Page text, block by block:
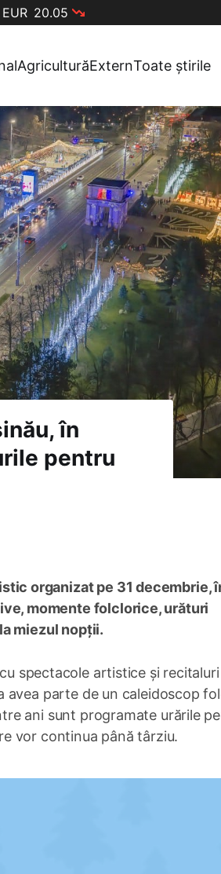
EUR 20.05
AgriculturăExternToate știrile
în
pentru
organizat pe 31 decembrie,
momente folclorice, urături
miezul nopții.
spectacole artistice și recitaluri
parte de un caleidoscop
ani sunt programate urările
vor continua până târziu.